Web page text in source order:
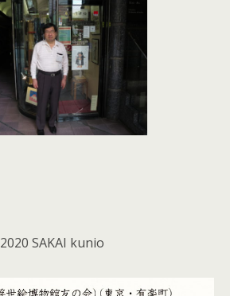
2020 SAKAI kunio